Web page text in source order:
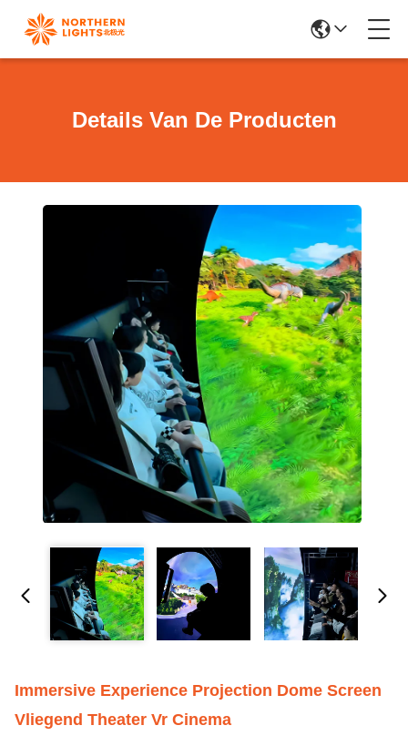
Details Van De Producten
Immersive Experience Projection Dome Screen
Vliegend Theater Vr Cinema